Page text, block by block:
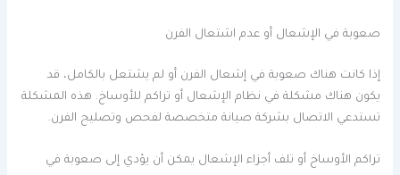
صعوبة في الإشعال أو عدم اشتعال الفرن
إذا كانت هناك صعوبة في إشعال الفرن أو لم يشتعل بالكامل، قد
يكون هناك مشكلة في نظام الإشعال أو تراكم للأوساخ. هذه المشكلة
تستدعي الاتصال بشركة صيانة متخصصة لفحص وتصليح الفرن.
تراكم الأوساخ أو تلف أجزاء الإشعال يمكن أن يؤدي إلى صعوبة في